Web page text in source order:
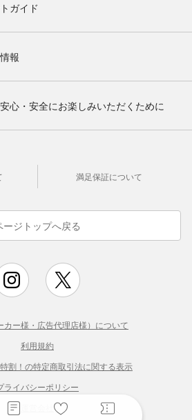
ガイド
報
心・安全にお楽しみいただくために
満足保証について
ージトップへ戻る
カー様・広告代理店様）について
利用規約
割！の特定商取引法に関する表示
ライバシーポリシー